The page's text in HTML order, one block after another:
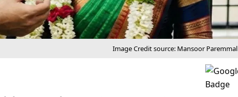
Image Credit source: Mansoor